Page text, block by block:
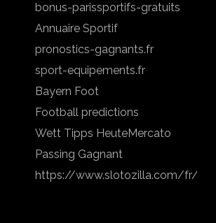
bonus-parissportifs-gratuits
Annuaire Sportif
pronostics-gagnants.fr
sport-equipements.fr
Bayern Foot
Football predictions
Wett Tipps HeuteMercato
Passing Gagnant
https://www.slotozilla.com/fr/